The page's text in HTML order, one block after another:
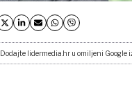
Dodajte lidermedia.hr u omiljeni Google